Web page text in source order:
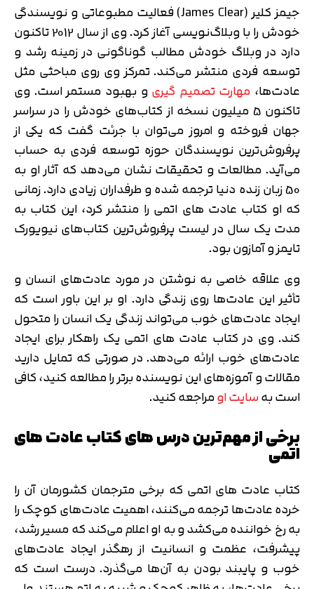
جیمز کلیر (James Clear) فعالیت مطبوعاتی و نویسندگی
خودش را با وبلاگ‌نویسی آغاز کرد. وی از سال 2012 تاکنون
دارد در وبلاگ خودش مطالب گوناگونی در زمینه رشد و
توسعه فردی منتشر می‌کند. تمرکز وی روی مباحثی مثل
عادت‌ها، مهارت تصمیم گیریو بهبود مستمر است. وی
تاکنون 5 میلیون نسخه از کتاب‌های خودش را در سراسر
جهان فروخته و امروز می‌توان با جرئت گفت که یکی از
پرفروش‌ترین نویسندگان حوزه توسعه فردی به حساب
می‌آید. مطالعات و تحقیقات نشان می‌دهد که آثار او به
50 زبان زنده دنیا ترجمه شده و طرفداران زیادی دارد. زمانی
که او کتاب عادت های اتمی را منتشر کرد، این کتاب به
مدت یک سال در لیست پرفروش‌ترین کتاب‌های نیویورک
تایمز و آمازون بود.
وی علاقه خاصی به نوشتن در مورد عادت‌های انسان و
تأثیر این عادت‌ها روی زندگی دارد. او بر این باور است که
ایجاد عادت‌های خوب می‌تواند زندگی یک انسان را متحول
کند. وی در کتاب عادت های اتمی یک راهکار برای ایجاد
عادت‌های خوب ارائه می‌دهد. در صورتی که تمایل دارید
مقالات و آموزه‌های این نویسنده برتر را مطالعه کنید، کافی
است بهسایت اومراجعه کنید.
برخی از مهم‌ترین درس های کتاب عادت های
اتمی
کتاب عادت های اتمی که برخی مترجمان کشورمان آن را
خرده‌ عادت‌ها ترجمه می‌کنند، اهمیت عادت‌های کوچک را
به رخ خواننده می‌کشد و به او اعلام می‌کند که مسیر رشد،
پیشرفت، عظمت و انسانیت از رهگذر ایجاد عادت‌های
خوب و پایبند بودن به آن‌ها می‌گذرد. درست است که